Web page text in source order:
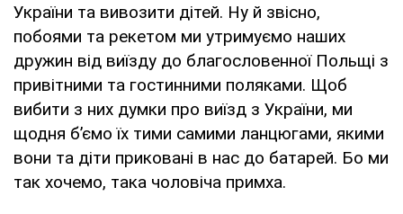
України та вивозити дітей. Ну й звісно,
побоями та рекетом ми утримуємо наших
дружин від виїзду до благословенної Польщі з
привітними та гостинними поляками. Щоб
вибити з них думки про виїзд з України, ми
щодня б’ємо їх тими самими ланцюгами, якими
вони та діти приковані в нас до батарей. Бо ми
так хочемо, така чоловіча примха.